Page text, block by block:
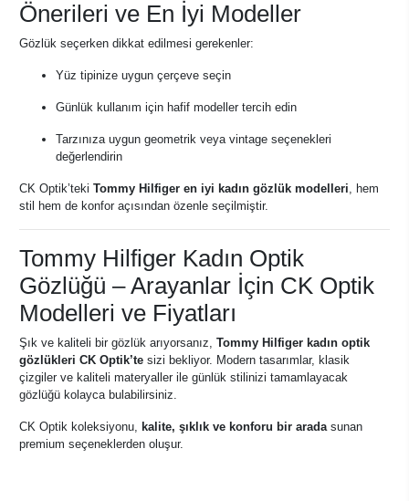
Önerileri ve En İyi Modeller
Gözlük seçerken dikkat edilmesi gerekenler:
Yüz tipinize uygun çerçeve seçin
Günlük kullanım için hafif modeller tercih edin
Tarzınıza uygun geometrik veya vintage seçenekleri
değerlendirin
CK Optik’teki Tommy Hilfiger en iyi kadın gözlük modelleri, hem
stil hem de konfor açısından özenle seçilmiştir.
Tommy Hilfiger Kadın Optik
Gözlüğü – Arayanlar İçin CK Optik
Modelleri ve Fiyatları
Şık ve kaliteli bir gözlük arıyorsanız, Tommy Hilfiger kadın optik
gözlükleri CK Optik’te sizi bekliyor. Modern tasarımlar, klasik
çizgiler ve kaliteli materyaller ile günlük stilinizi tamamlayacak
gözlüğü kolayca bulabilirsiniz.
CK Optik koleksiyonu, kalite, şıklık ve konforu bir aradasunan
premium seçeneklerden oluşur.